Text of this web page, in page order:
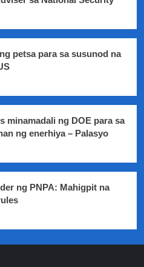
petsa para sa susunod na
minamadali ng DOE para sa
ng enerhiya – Palasyo
ng PNPA: Mahigpit na